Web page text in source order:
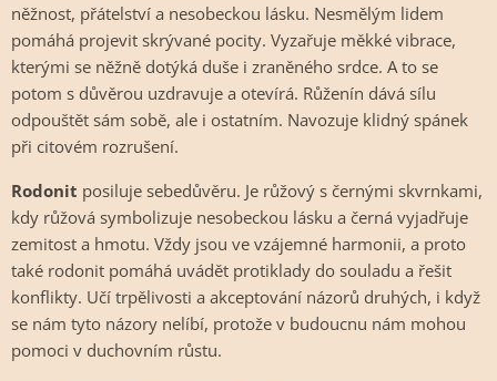
něžnost, přátelství a nesobeckou lásku. Nesmělým lidem
pomáhá projevit skrývané pocity. Vyzařuje měkké vibrace,
kterými se něžně dotýká duše i zraněného srdce. A to se
potom s důvěrou uzdravuje a otevírá. Růženín dává sílu
odpouštět sám sobě, ale i ostatním. Navozuje klidný spánek
při citovém rozrušení.
Rodonit posiluje sebedůvěru. Je růžový s černými skvrnkami,
kdy růžová symbolizuje nesobeckou lásku a černá vyjadřuje
zemitost a hmotu. Vždy jsou ve vzájemné harmonii, a proto
také rodonit pomáhá uvádět protiklady do souladu a řešit
konflikty. Učí trpělivosti a akceptování názorů druhých, i když
se nám tyto názory nelíbí, protože v budoucnu nám mohou
pomoci v duchovním růstu.